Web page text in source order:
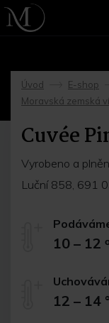
Úvod
->
E-shop
Moravská zemská
Cuvée
Vyrobeno a
Luční 858, 691
10 – 12
12 – 14